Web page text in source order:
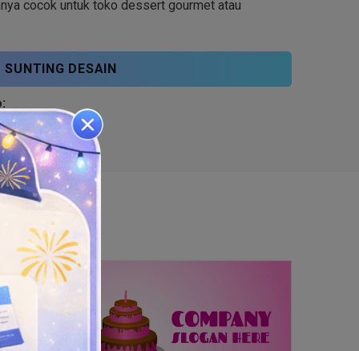
cocok untuk toko dessert gourmet atau
SUNTING DESAIN